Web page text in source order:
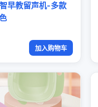
早教留声机-多款
加入购物车